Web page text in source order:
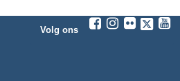
Volg ons